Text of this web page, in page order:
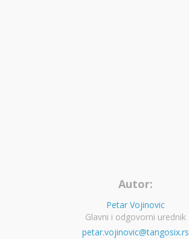
Autor:
Petar Vojinovic
Glavni i odgovorni urednik
petar.vojinovic@tangosix.rs